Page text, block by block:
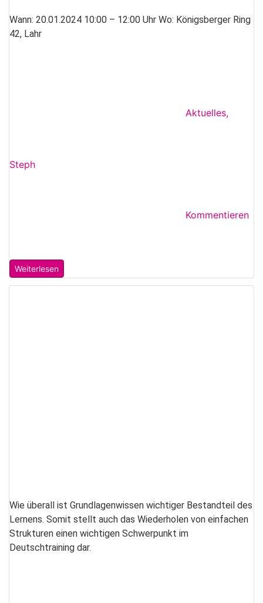
Wann: 20.01.2024 10:00 – 12:00 Uhr Wo: Königsberger Ring
42, Lahr
Aktuelles,
Steph
Kommentieren
Weiterlesen
Wie überall ist Grundlagenwissen wichtiger Bestandteil des
Lernens. Somit stellt auch das Wiederholen von einfachen
Strukturen einen wichtigen Schwerpunkt im
Deutschtraining dar.